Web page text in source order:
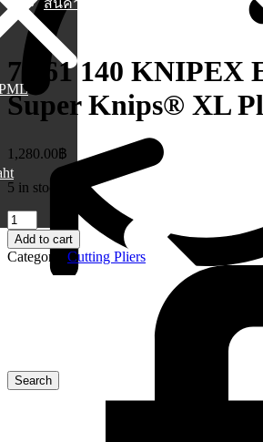
สินค้า
78 61 140 KNIPEX
Super Knips® XL
1,280.00฿
5 in stock
78
61
140
KNIPEX
Add to cart
Category: Cutting Pliers